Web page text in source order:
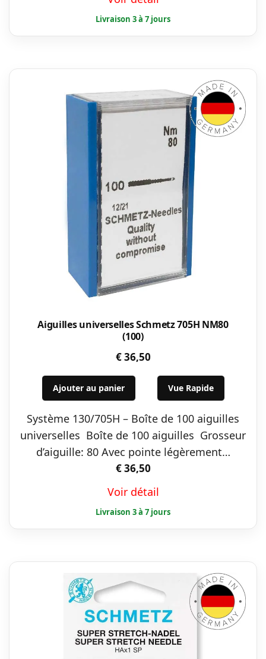
Aiguilles universelles Schmetz 705H NM80
(100)
€36,50
Ajouter au panier Vue Rapide
Système 130/705H – Boîte de 100 aiguilles
universelles Boîte de 100 aiguilles Grosseur
d’aiguille: 80 Avec pointe légèrement…
€36,50
Voir détail